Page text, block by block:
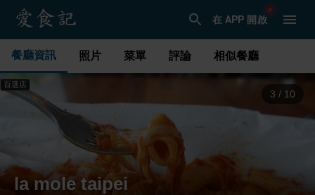
在 APP 開啟
餐廳資訊 照片 菜單 評論 相似餐廳
3 / 10
百選店
la mole taipei